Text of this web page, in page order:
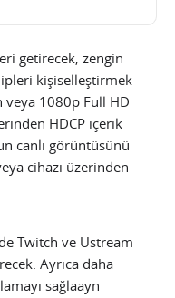
getirecek, zengin
kişiselleştirmek
veya 1080p Full HD
HDCP içerik
canlı görüntüsünü
cihazı üzerinden
Twitch ve Ustream
Ayrıca daha
sağlaayn